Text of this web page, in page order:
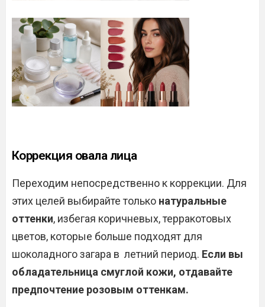
Коррекция овала лица
Переходим непосредственно к коррекции. Для
этих целей выбирайте только натуральные
оттенки, избегая коричневых, терракотовых
цветов, которые больше подходят для
шоколадного загара в летний период. Если вы
обладательница смуглой кожи, отдавайте
предпочтение розовым оттенкам.